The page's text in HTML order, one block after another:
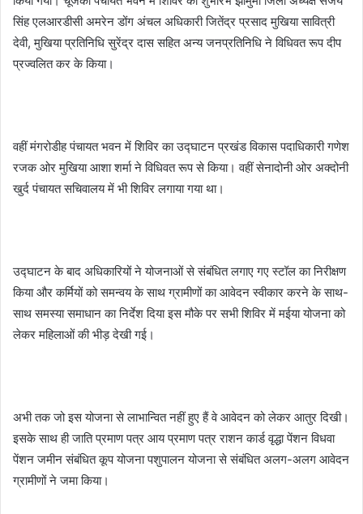
सिंह एलआरडीसी अमरेन डोंग अंचल अधिकारी जितेंद्र प्रसाद मुखिया सावित्री
देवी, मुखिया प्रतिनिधि सुरेंद्र दास सहित अन्य जनप्रतिनिधि ने विधिवत रूप दीप
प्रज्वलित कर के किया।
वहीं मंगरोडीह पंचायत भवन में शिविर का उद्घाटन प्रखंड विकास पदाधिकारी गणेश
रजक ओर मुखिया आशा शर्मा ने विधिवत रूप से किया। वहीं सेनादोनी ओर अक्दोनी
खुर्द पंचायत सचिवालय में भी शिविर लगाया गया था।
उद्घाटन के बाद अधिकारियों ने योजनाओं से संबंधित लगाए गए स्टॉल का निरीक्षण
किया और कर्मियों को समन्वय के साथ ग्रामीणों का आवेदन स्वीकार करने के साथ-
साथ समस्या समाधान का निर्देश दिया इस मौके पर सभी शिविर में मईया योजना को
लेकर महिलाओं की भीड़ देखी गई।
अभी तक जो इस योजना से लाभान्वित नहीं हुए हैं वे आवेदन को लेकर आतुर दिखी।
इसके साथ ही जाति प्रमाण पत्र आय प्रमाण पत्र राशन कार्ड वृद्धा पेंशन विधवा
पेंशन जमीन संबंधित कूप योजना पशुपालन योजना से संबंधित अलग-अलग आवेदन
ग्रामीणों ने जमा किया।